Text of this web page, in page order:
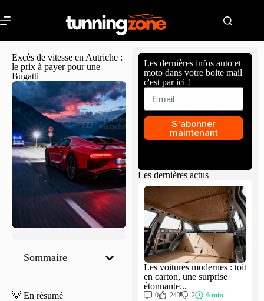
Excès de vitesse en Autriche :
le prix à payer pour une
Bugatti
Sommaire
💡 En résumé
Les dernières infos auto et
moto dans votre boite mail
c'est par ici !
S'abonner
maintenant
Les dernières actus
Les voitures modernes : toit
en carton, une surprise
étonnante...
0 243 2 6 min